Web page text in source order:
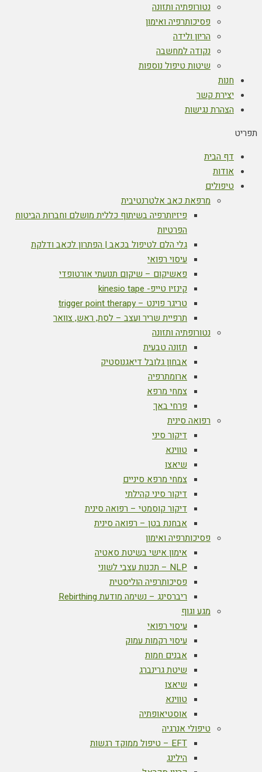
נטורופתיה ותזונה
פסיכותרפיה ואימון
הריון ולידה
נקודה למחשבה
שיטות טיפול נוספות
חנות
יצירת קשר
הצהרת נגישות
דף הבית
אודות
טיפולים
מרפאת כאב אלטרנטיבית
פיזיותרפיה בשיתוף כללית מושלם וחברות הביטוח
הפרטיות
גלי הלם לטיפול בכאב | הפתרון לכאב ודלקת
עיסוי רפואי
פאשיקום – שיקום תנועתי אורטופדי
קינזיו טייפ- kinesio tape
טריגר פוינט – trigger point therapy
תרפיית שריר ועצב – לסת, ראש, צוואר
נטורופתיה ותזונה
תזונה טבעית
אבחון גלובל דיאגנוסטיק
ארומתרפיה
צמחי מרפא
פרחי באך
רפואה סינית
דיקור סיני
טווינא
שיאצו
צמחי מרפא סיניים
דיקור סיני קהילתי
דיקור קוסמטי – רפואה סינית
אבחנת בטן – רפואה סינית
פסיכותרפיה ואימון
אימון אישי בשיטת סאטיה
NLP – תכנות עצבי לשוני
פסיכותרפיה הוליסטית
ריברסינג – נשימה מודעת Rebirthing
מגע וגוף
עיסוי רפואי
עיסוי רקמות עמוק
אבנים חמות
שיטת גרינברג
שיאצו
טווינא
אוסטיאופתיה
טיפולי אנרגיה
EFT – טיפול ממוקד רגשות
הילינג